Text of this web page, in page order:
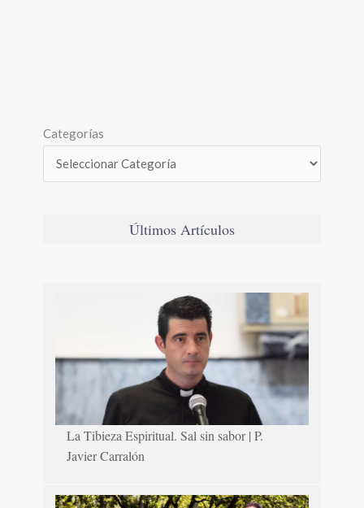
Categorías
Últimos Artículos
La Tibieza Espiritual. Sal sin sabor | P.
Javier Carralón